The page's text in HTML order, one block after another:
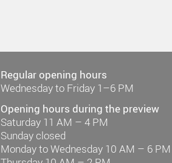
Regular opening hours
Wednesday to Friday 1–6 PM
Opening hours during the preview
Saturday 11 AM – 4 PM
Sunday closed
Monday to Wednesday 10 AM – 6 PM